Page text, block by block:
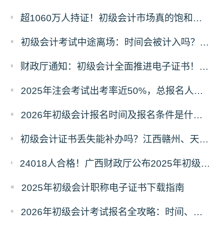
超1060万人持证！初级会计市场真的饱和了吗？含金量真相+2026备考攻略
初级会计考试中途离场：时间会被计入吗？规则与原因详解
财政厅通知：初级会计全面推进电子证书！纸质证书还发吗？2025年领证时间看这里
2025年注会考试出考率近50%，总报名人数80.44万！
2026年初级会计报名时间及报名条件是什么？在哪里报名？
初级会计证书丢失能补办吗？江西赣州、天津等多地补办流程+材料清单
24018人合格！广西财政厅公布2025年初级会计考试合格人数，成绩查询及后续事项看这里
2025年初级会计职称电子证书下载指南
2026年初级会计考试报名全攻略：时间、条件、入口一文读懂！